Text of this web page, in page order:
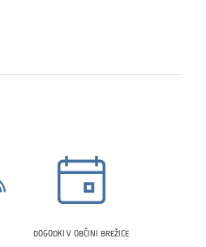
DOGODKI V OBČINI BREŽICE